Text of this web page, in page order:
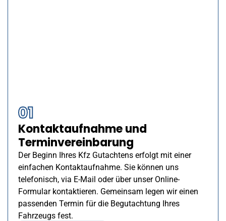
01
Kontaktaufnahme und
Terminvereinbarung
Der Beginn Ihres Kfz Gutachtens erfolgt mit einer
einfachen Kontaktaufnahme. Sie können uns
telefonisch, via E-Mail oder über unser Online-
Formular kontaktieren. Gemeinsam legen wir einen
passenden Termin für die Begutachtung Ihres
Fahrzeugs fest.